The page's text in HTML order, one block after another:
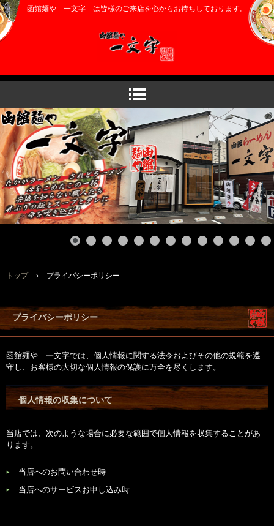
函館麺や 一文字 は皆様のご来店を心からお待ちしております。
トップ › プライバシーポリシー
プライバシーポリシー
函館麺や 一文字では、個人情報に関する法令およびその他の規範を遵
守し、お客様の大切な個人情報の保護に万全を尽くします。
個人情報の収集について
当店では、次のような場合に必要な範囲で個人情報を収集することがあ
ります。
当店へのお問い合わせ時
当店へのサービスお申し込み時